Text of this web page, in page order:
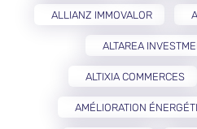
ALLIANZ IMMOVALOR
ALTAREA
ALTIXIA COMMERCES
AMÉLIORATION